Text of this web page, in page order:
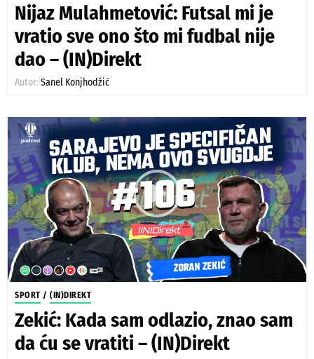
Nijaz Mulahmetović: Futsal mi je
vratio sve ono što mi fudbal nije
dao – (IN)Direkt
Autor: Sanel Konjhodžić
SPORT / (IN)DIREKT
Zekić: Kada sam odlazio, znao sam
da ću se vratiti – (IN)Direkt